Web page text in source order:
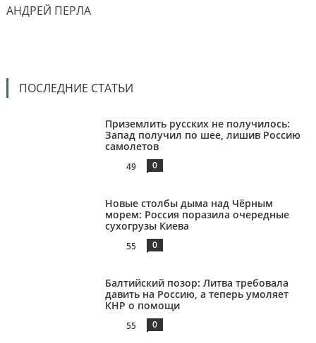
АНДРЕЙ ПЕРЛА
ПОСЛЕДНИЕ СТАТЬИ
Приземлить русских не получилось:
Запад получил по шее, лишив Россию
самолетов
49 0
Новые столбы дыма над Чёрным
морем: Россия поразила очередные
сухогрузы Киева
55 0
Балтийский позор: Литва требовала
давить на Россию, а теперь умоляет
КНР о помощи
55 0